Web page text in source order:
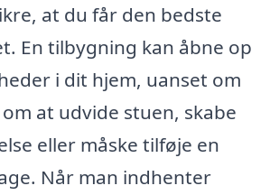
at du får den bedste
En tilbygning kan åbne op
i dit hjem, uanset om
at udvide stuen, skabe
eller måske tilføje en
Når man indhenter